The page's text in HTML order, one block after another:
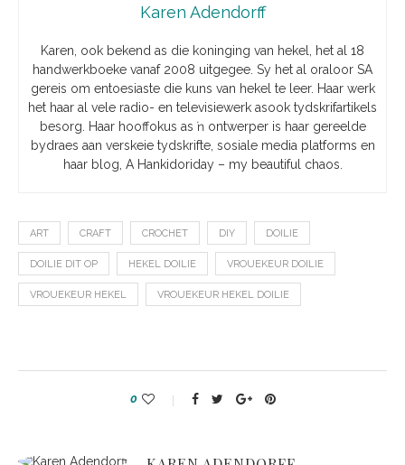
Karen Adendorff
Karen, ook bekend as die koninging van hekel, het al 18
handwerkboeke vanaf 2008 uitgegee. Sy het al oraloor SA
gereis om entoesiaste die kuns van hekel te leer. Haar werk
het haar al vele radio- en televisiewerk asook tydskrifartikels
besorg. Haar hooffokus as ŉ ontwerper is haar gereelde
bydraes aan verskeie tydskrifte, sosiale media platforms en
haar blog, A Hankidoriday – my beautiful chaos.
ART CRAFT CROCHET DIY DOILIE
DOILIE DIT OP HEKEL DOILIE VROUEKEUR DOILIE
VROUEKEUR HEKEL VROUEKEUR HEKEL DOILIE
0